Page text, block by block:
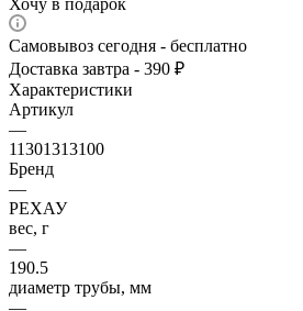
Самовывоз сегодня - бесплатно
Доставка завтра - 390 ₽
Характеристики
Артикул
—
11301313100
Бренд
—
РЕХАУ
вес, г
—
190.5
диаметр трубы, мм
—